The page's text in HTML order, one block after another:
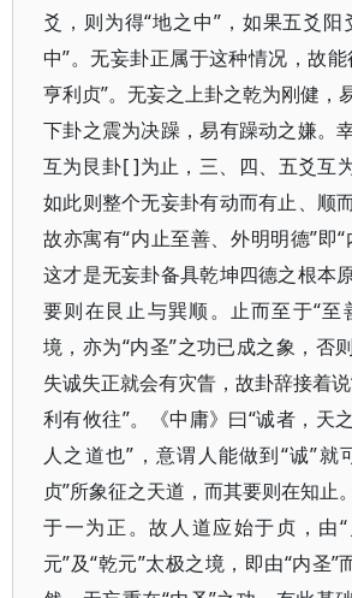
爻，则为得“地之中”，如果五爻阳
中”。无妄卦正属于这种情况，故
亨利贞”。无妄之上卦之乾为刚健，
下卦之震为决躁，易有躁动之嫌。
互为艮卦[ ]为止，三、四、五爻互
如此则整个无妄卦有动而有止、顺
故亦寓有“内止至善、外明明德”即“
这才是无妄卦备具乾坤四德之根本
要则在艮止与巽顺。止而至于“至
境，亦为“内圣”之功已成之象，否
失诚失正就会有灾眚，故卦辞接着
利有攸往”。《中庸》曰“诚者，天
人之道也”，意谓人能做到“诚”就
贞”所象征之天道，而其要则在知止
于一为正。故人道应始于贞，由
元”及“乾元”太极之境，即由“内圣”